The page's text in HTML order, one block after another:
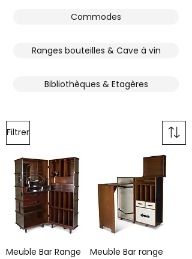
Commodes
Ranges bouteilles & Cave à vin
Bibliothèques & Etagères
Filtrer
Meuble Bar Range
Meuble Bar range